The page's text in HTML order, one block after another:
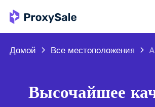
Домой Все местоположения
Высочайшее